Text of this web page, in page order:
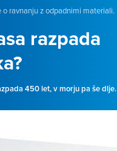
ravnanju z odpadnimi materiali.
razpada
450 let, v morju pa še dlje.